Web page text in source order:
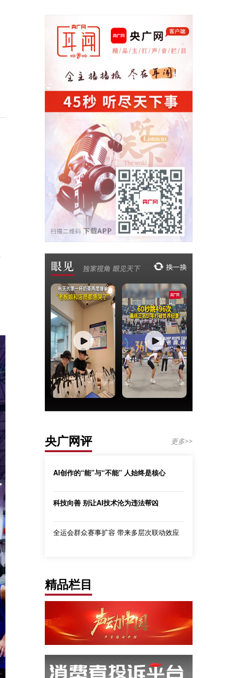
央广网评 更多>>
AI创作的“能”与“不能” 人始终是核心
科技向善 别让AI技术沦为违法帮凶
全运会群众赛事扩容 带来多层次联动效应
精品栏目